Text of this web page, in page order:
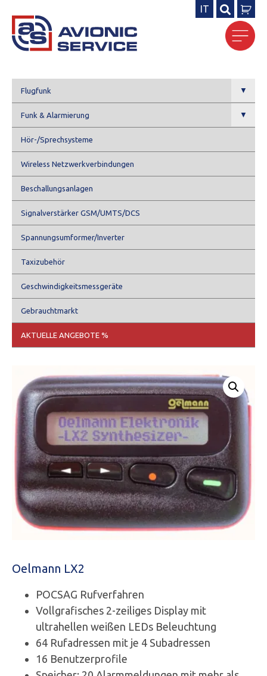
IT
Search
for:
Flugfunk ▼
Funk & Alarmierung ▼
Hör-/Sprechsysteme
Wireless Netzwerkverbindungen
Beschallungsanlagen
Signalverstärker GSM/UMTS/DCS
Spannungsumformer/Inverter
Taxizubehör
Geschwindigkeitsmessgeräte
Gebrauchtmarkt
AKTUELLE ANGEBOTE %
Oelmann LX2
POCSAG Rufverfahren
Vollgrafisches 2-zeiliges Display mit
ultrahellen weißen LEDs Beleuchtung
64 Rufadressen mit je 4 Subadressen
16 Benutzerprofile